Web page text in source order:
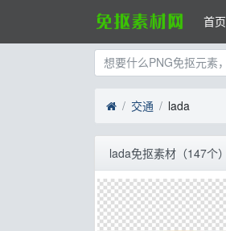
首页
交通 lada
lada免抠素材（147个）